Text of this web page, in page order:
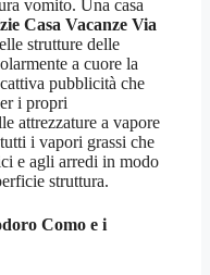
vomito. Una casa
Casa Vacanze Via
strutture delle
a cuore la
pubblicità che
i propri
attrezzature a vapore
i vapori grassi che
e agli arredi in modo
struttura.
Como e i